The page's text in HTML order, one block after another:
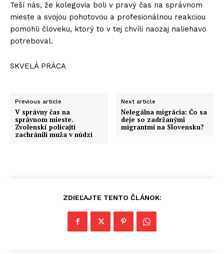
Teší nás, že kolegovia boli v pravý čas na správnom
mieste a svojou pohotovou a profesionálnou reakciou
pomohli človeku, ktorý to v tej chvíli naozaj naliehavo
potreboval.
SKVELÁ PRÁCA
Previous article
V správny čas na
správnom mieste.
Zvolenskí policajti
zachránili muža v núdzi
Next article
Nelegálna migrácia: Čo sa
deje so zadržanými
migrantmi na Slovensku?
ZDIEĽAJTE TENTO ČLÁNOK: